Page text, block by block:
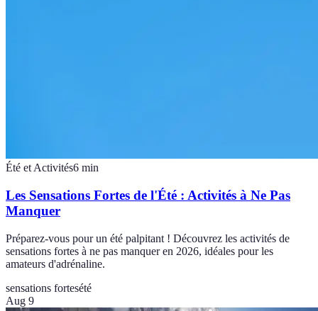
Été et Activités6 min
Les Sensations Fortes de l'Été : Activités à Ne Pas
Manquer
Préparez-vous pour un été palpitant ! Découvrez les activités de
sensations fortes à ne pas manquer en 2026, idéales pour les
amateurs d'adrénaline.
sensations fortesété
Aug 9